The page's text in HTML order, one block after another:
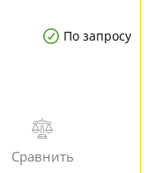
По запросу